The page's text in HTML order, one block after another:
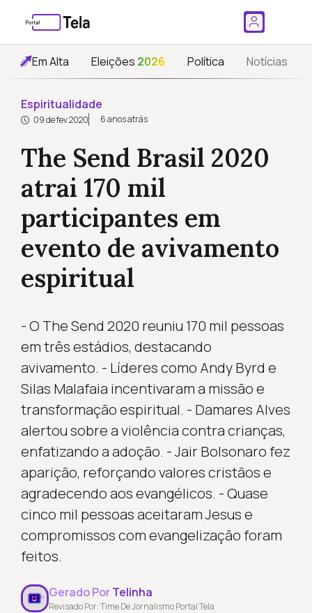
Em Alta Eleições 2026 Política Notícias
Espiritualidade
09 de fev 2020 6 anos atrás
The Send Brasil 2020
atrai 170 mil
participantes em
evento de avivamento
espiritual
- O The Send 2020 reuniu 170 mil pessoas
em três estádios, destacando
avivamento. - Líderes como Andy Byrd e
Silas Malafaia incentivaram a missão e
transformação espiritual. - Damares Alves
alertou sobre a violência contra crianças,
enfatizando a adoção. - Jair Bolsonaro fez
aparição, reforçando valores cristãos e
agradecendo aos evangélicos. - Quase
cinco mil pessoas aceitaram Jesus e
compromissos com evangelização foram
feitos.
Gerado PorTelinha
Revisado Por: Time De Jornalismo Portal Tela